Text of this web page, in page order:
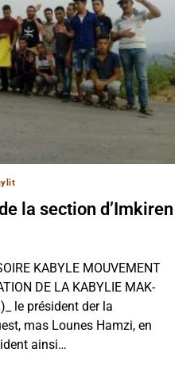
la section d’Imkiren
KABYLE MOUVEMENT
DE LA KABYLIE MAK-
le président der la
mas Lounes Hamzi, en
ainsi…